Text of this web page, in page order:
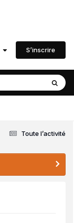
S’inscrire
Toute l’activité